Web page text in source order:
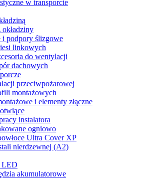
w transporcie
i podpory ślizgowe
linkowych
do wentylacji
dachowych
przeciwpożarowej
montażowych
i elementy złączne
instalatora
ogniowo
Ultra Cover XP
nierdzewnej (A2)
LED
akumulatorowe